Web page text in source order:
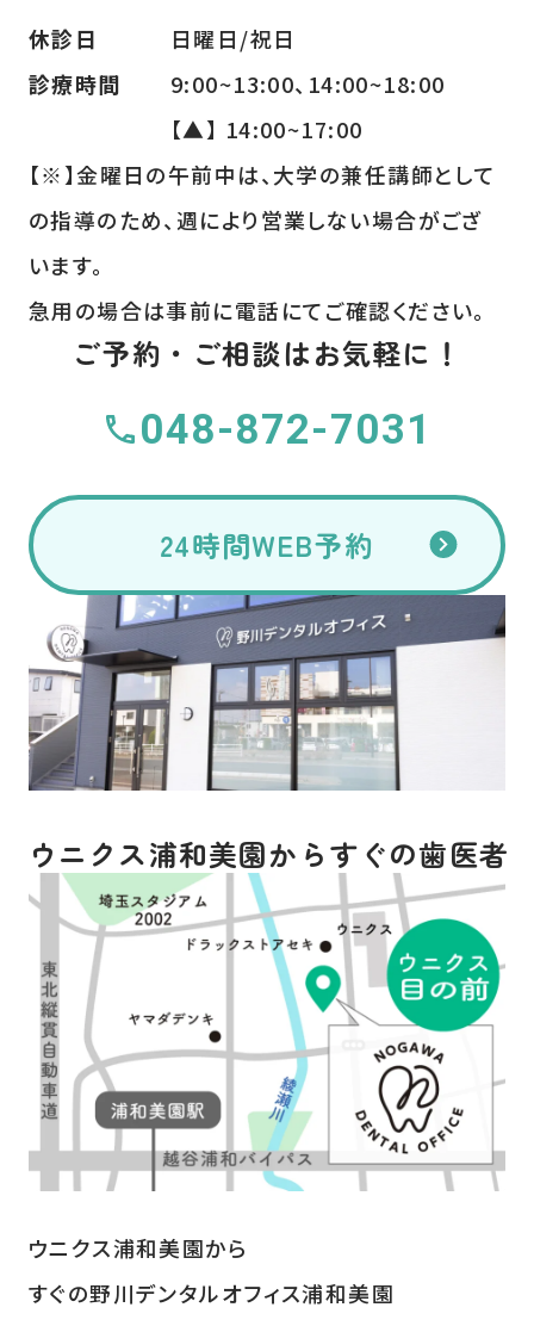
休診日
日曜日/祝日
診療時間
9:00~13:00、14:00~18:00
【▲】 14:00~17:00
【※】金曜日の午前中は、大学の兼任講師として
の指導のため、週により営業しない場合がござ
います。
急用の場合は事前に電話にてご確認ください。
ご予約・ご相談はお気軽に！
048-872-7031
24時間WEB予約
ウニクス浦和美園からすぐの歯医者
ウニクス浦和美園から
すぐの野川デンタルオフィス浦和美園